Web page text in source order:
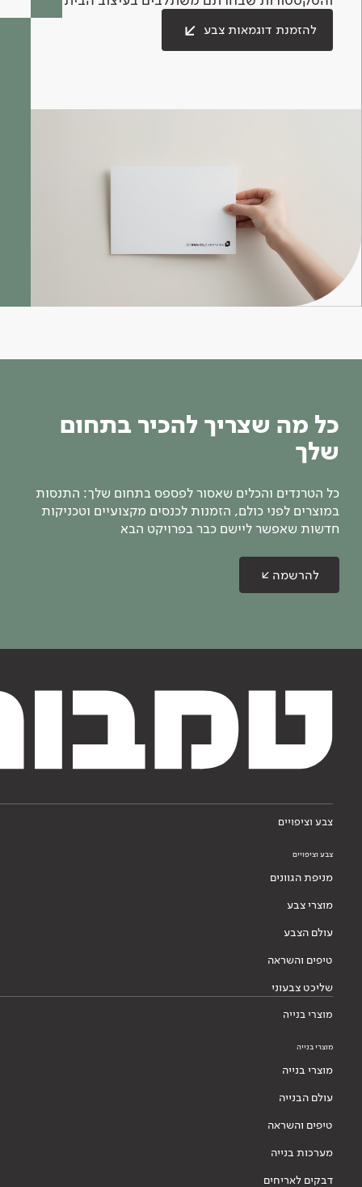
להזמנת דוגמאות צבע
כל מה שצריך להכיר בתחום
שלך
כל הטרנדים והכלים שאסור לפספס בתחום שלך: התנסות
במוצרים לפני כולם, הזמנות לכנסים מקצועיים וטכניקות
חדשות שאפשר ליישם כבר בפרויקט הבא
להרשמה
צבע וציפויים
צבע וציפויים
מניפת הגוונים
מוצרי צבע
עולם הצבע
טיפים והשראה
שליכט צבעוני
מוצרי בנייה
מוצרי בנייה
מוצרי בנייה
עולם הבנייה
טיפים והשראה
מערכות בנייה
דבקים לאריחים